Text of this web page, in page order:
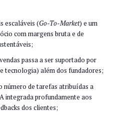
escaláveis (Go-To-Market) e um
com margens bruta e de
passa a ser suportado por
tecnologia) além dos fundadores;
número de tarefas atribuídas a
integrada profundamente aos
dos clientes;